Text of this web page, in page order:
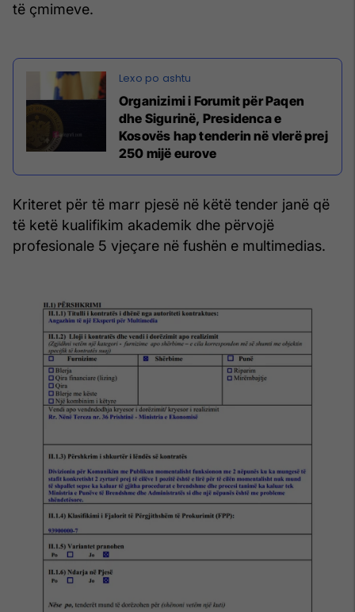
të çmimeve.
Organizimi i Forumit për Paqen
dhe Sigurinë, Presidenca e
Kosovës hap tenderin në vlerë prej
250 mijë eurove
Kriteret për të marr pjesë në këtë tender janë që
të ketë kualifikim akademik dhe përvojë
profesionale 5 vjeçare në fushën e multimedias.